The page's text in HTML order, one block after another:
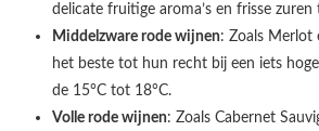
delicate fruitige aroma’s en frisse zuren
Middelzware rode wijnen: Zoals Merlot
het beste tot hun recht bij een iets
de 15°C tot 18°C.
Volle rode wijnen: Zoals Cabernet